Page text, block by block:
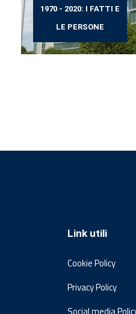
1970 - 2020: I FATTI E
LE PERSONE
Link utili
Cookie Policy
Privacy Policy